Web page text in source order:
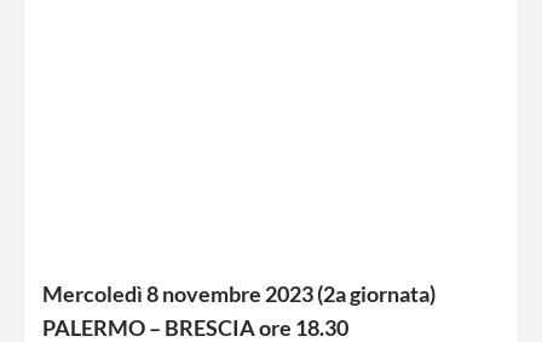
Mercoledì 8 novembre 2023 (2a giornata)
PALERMO – BRESCIA ore 18.30